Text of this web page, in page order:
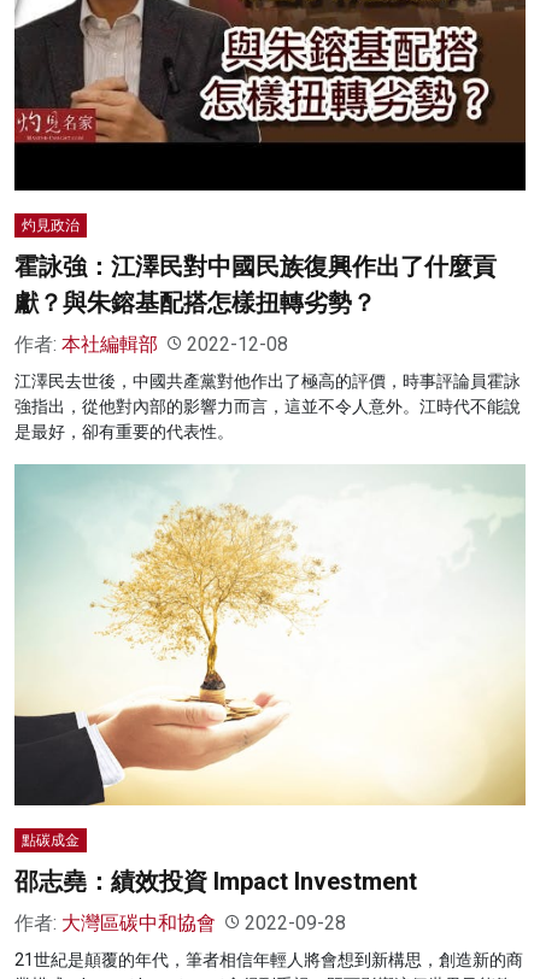
灼見政治
霍詠強：江澤民對中國民族復興作出了什麼貢
獻？與朱鎔基配搭怎樣扭轉劣勢？
作者: 本社編輯部 2022-12-08
江澤民去世後，中國共產黨對他作出了極高的評價，時事評論員霍詠
強指出，從他對內部的影響力而言，這並不令人意外。江時代不能說
是最好，卻有重要的代表性。
點碳成金
邵志堯：績效投資 Impact Investment
作者: 大灣區碳中和協會 2022-09-28
21世紀是顛覆的年代，筆者相信年輕人將會想到新構思，創造新的商